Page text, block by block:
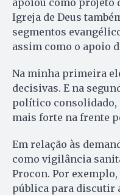
Igreja de Deus
segmentos
assim como o apoio
Na minha primeira
decisivas. E na
político consolidado,
mais forte na frente
Em relação às
como vigilância
Procon. Por
pública para discutir